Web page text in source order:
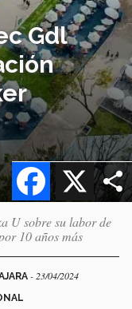
Gdl
X
Facebook
U sobre su labor de
10 años más
- 23/04/2024